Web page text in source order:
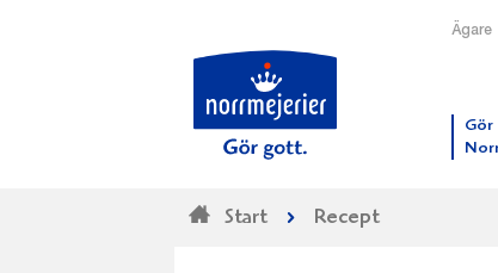
Ägare
Start Recept